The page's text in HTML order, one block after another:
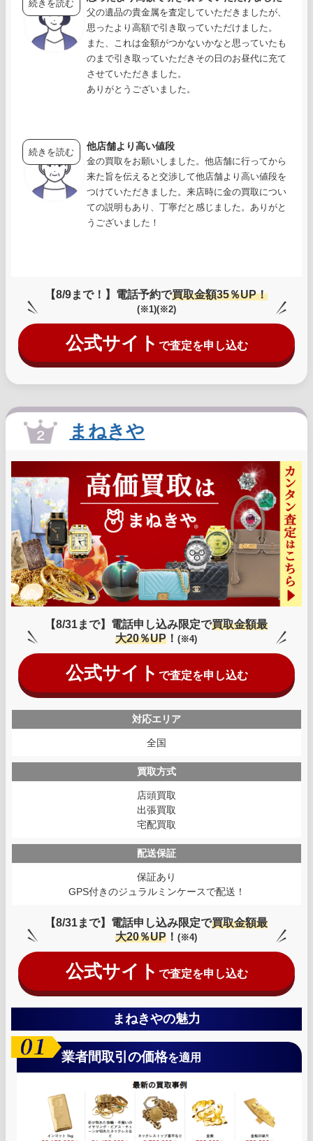
父の遺品の貴金属を査定していただきましたが、
思ったより高額で引き取っていただけました。
また、これは金額がつかないかなと思っていたも
のまで引き取っていただきその日のお昼代に充て
させていただきました。
ありがとうございました。
続きを読む
他店舗より高い値段
金の買取をお願いしました。他店舗に行ってから
来た旨を伝えると交渉して他店舗より高い値段を
つけていただきました。来店時に金の買取につい
ての説明もあり、丁寧だと感じました。ありがと
うございました！
続きを読む
【8/9まで！】電話予約で買取金額35％UP！
(※1)(※2)
公式サイト で査定を申し込む
まねきや
【8/31まで】電話申し込み限定で買取金額最
大20％UP ！(※4)
公式サイト で査定を申し込む
対応エリア
全国
買取方式
店頭買取
出張買取
宅配買取
配送保証
保証あり
GPS付きのジュラルミンケースで配送！
【8/31まで】電話申し込み限定で買取金額最
大20％UP ！(※4)
公式サイト で査定を申し込む
まねきやの魅力
業者間取引の価格を適用